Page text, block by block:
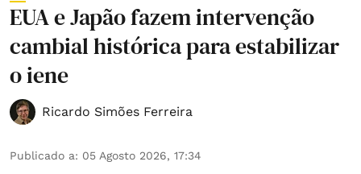
EUA e Japão fazem intervenção
cambial histórica para estabilizar
o iene
Ricardo Simões Ferreira
Publicado a: 05 Agosto 2026, 17:34